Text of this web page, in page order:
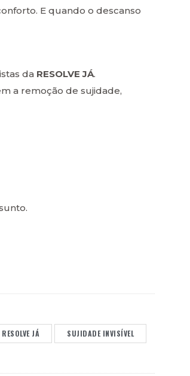
E quando o descanso
da RESOLVE JÁ.
a remoção de sujidade,
RESOLVE JÁ SUJIDADE INVISÍVEL